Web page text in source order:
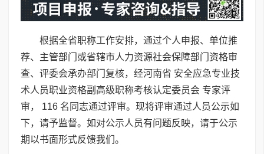
根据全省职称工作安排，通过个人申报、单位推
荐、主管部门或省辖市人力资源社会保障部门资格审
查、评委会承办部门复核，经河南省 安全应急专业技
术人员职业资格副高级职称考核认定委员会 专家评
审， 116 名同志通过评审。现将评审通过人员公示如
下，请予监督。如对公示人员有问题反映，请于公示
期以书面形式反馈我们。